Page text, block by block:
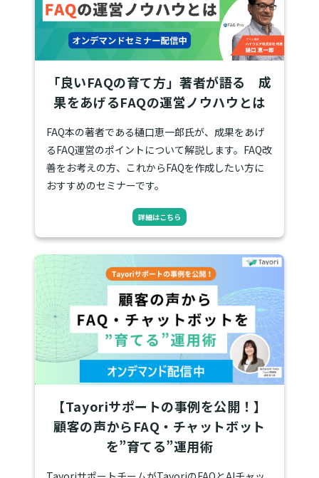
「良いFAQの育て方」著者が語る 成
果をあげるFAQの運営ノウハウとは
FAQ本の著者である樋口恵一郎氏が、成果をあげ
るFAQ運営のポイントについて解説します。FAQ改
善をお考えの方、これからFAQを作成したい方に
おすすめのセミナーです。
詳細はこちら
【Tayoriサポートの事例を公開！】
顧客の声からFAQ・チャットボット
を”育てる”運用術